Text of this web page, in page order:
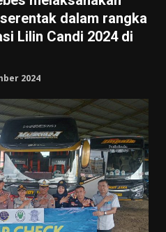
dalam rangka
Lilin Candi 2024 di
2024